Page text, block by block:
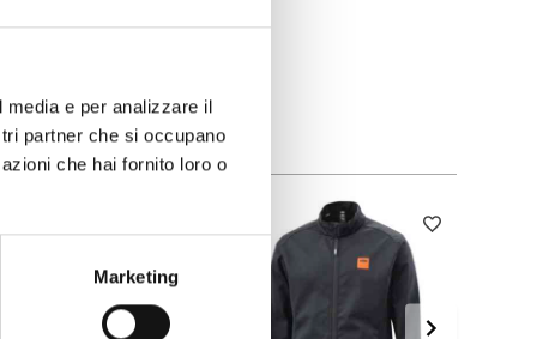
e per analizzare il
partner che si occupano
che hai fornito loro o
Marketing